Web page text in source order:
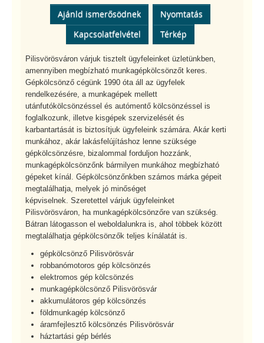
Ajánld ismerősödnek
Nyomtatás
Kapcsolatfelvétel
Térkép
Pilisvörösváron várjuk tisztelt ügyfeleinket üzletünkben,
amennyiben megbízható munkagépkölcsönzőt keres.
Gépkölcsönző cégünk 1990 óta áll az ügyfelek
rendelkezésére, a munkagépek mellett
utánfutókölcsönzéssel és autómentő kölcsönzéssel is
foglalkozunk, illetve kisgépek szervizelését és
karbantartását is biztosítjuk ügyfeleink számára. Akár kerti
munkához, akár lakásfelújításhoz lenne szüksége
gépkölcsönzésre, bizalommal forduljon hozzánk,
munkagépkölcsönzőnk bármilyen munkához megbízható
gépeket kínál. Gépkölcsönzőnkben számos márka gépeit
megtalálhatja, melyek jó minőséget
képviselnek. Szeretettel várjuk ügyfeleinket
Pilisvörösváron, ha munkagépkölcsönzőre van szükség.
Bátran látogasson el weboldalunkra is, ahol többek között
megtalálhatja gépkölcsönzők teljes kínálatát is.
gépkölcsönző Pilisvörösvár
robbanómotoros gép kölcsönzés
elektromos gép kölcsönzés
munkagépkölcsönző Pilisvörösvár
akkumulátoros gép kölcsönzés
földmunkagép kölcsönző
áramfejlesztő kölcsönzés Pilisvörösvár
háztartási gép bérlés